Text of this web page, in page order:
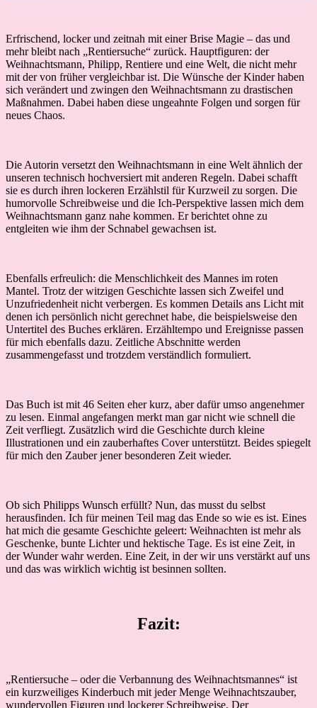
Erfrischend, locker und zeitnah mit einer Brise Magie – das und
mehr bleibt nach „Rentiersuche“ zurück. Hauptfiguren: der
Weihnachtsmann, Philipp, Rentiere und eine Welt, die nicht mehr
mit der von früher vergleichbar ist. Die Wünsche der Kinder haben
sich verändert und zwingen den Weihnachtsmann zu drastischen
Maßnahmen. Dabei haben diese ungeahnte Folgen und sorgen für
neues Chaos.
Die Autorin versetzt den Weihnachtsmann in eine Welt ähnlich der
unseren technisch hochversiert mit anderen Regeln. Dabei schafft
sie es durch ihren lockeren Erzählstil für Kurzweil zu sorgen. Die
humorvolle Schreibweise und die Ich-Perspektive lassen mich dem
Weihnachtsmann ganz nahe kommen. Er berichtet ohne zu
entgleiten wie ihm der Schnabel gewachsen ist.
Ebenfalls erfreulich: die Menschlichkeit des Mannes im roten
Mantel. Trotz der witzigen Geschichte lassen sich Zweifel und
Unzufriedenheit nicht verbergen. Es kommen Details ans Licht mit
denen ich persönlich nicht gerechnet habe, die beispielsweise den
Untertitel des Buches erklären. Erzähltempo und Ereignisse passen
für mich ebenfalls dazu. Zeitliche Abschnitte werden
zusammengefasst und trotzdem verständlich formuliert.
Das Buch ist mit 46 Seiten eher kurz, aber dafür umso angenehmer
zu lesen. Einmal angefangen merkt man gar nicht wie schnell die
Zeit verfliegt. Zusätzlich wird die Geschichte durch kleine
Illustrationen und ein zauberhaftes Cover unterstützt. Beides spiegelt
für mich den Zauber jener besonderen Zeit wieder.
Ob sich Philipps Wunsch erfüllt? Nun, das musst du selbst
herausfinden. Ich für meinen Teil mag das Ende so wie es ist. Eines
hat mich die gesamte Geschichte geleert: Weihnachten ist mehr als
Geschenke, bunte Lichter und hektische Tage. Es ist eine Zeit, in
der Wunder wahr werden. Eine Zeit, in der wir uns verstärkt auf uns
und das was wirklich wichtig ist besinnen sollten.
Fazit:
„Rentiersuche – oder die Verbannung des Weihnachtsmannes“ ist
ein kurzweiliges Kinderbuch mit jeder Menge Weihnachtszauber,
wundervollen Figuren und lockerer Schreibweise. Der